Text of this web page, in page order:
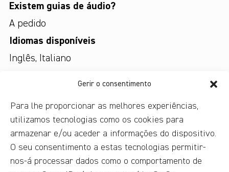
Gerir o consentimento
Para lhe proporcionar as melhores experiências,
utilizamos tecnologias como os cookies para
armazenar e/ou aceder a informações do dispositivo.
O seu consentimento a estas tecnologias permitir-
nos-á processar dados como o comportamento de
Existem guias de áudio?
A pedido
Idiomas disponíveis
Inglês, Italiano